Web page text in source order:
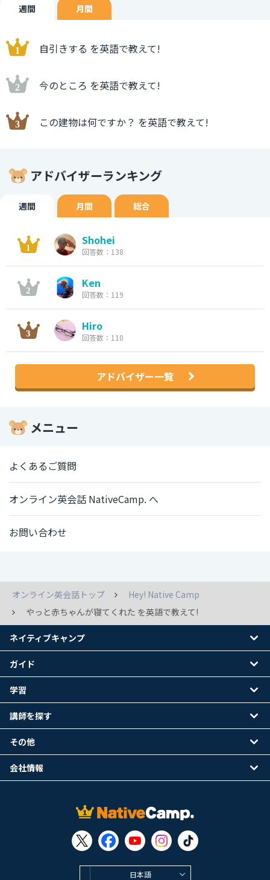
週間 月間
自引きする を英語で教えて!
今のところ を英語で教えて!
この建物は何ですか？ を英語で教えて!
アドバイザーランキング
週間 月間 総合
Shohei
回答数：138
Ken
回答数：119
Hiro
回答数：110
アドバイザー一覧
メニュー
よくあるご質問
オンライン英会話 NativeCamp. へ
お問い合わせ
オンライン英会話トップ
Hey! Native Camp
やっと赤ちゃんが寝てくれた を英語で教えて!
日本語
ネイティブキャンプ
ガイド
学習
講師を探す
その他
会社情報